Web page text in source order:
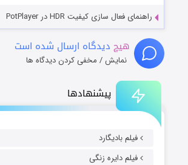
پیشنهادها
فیلم بادیگارد
فیلم دایره زنگی
راهنمای فعال سازی کیفیت HDR در PotPlayer
هیچ دیدگاه ارسال شده است
نمایش / مخفی کردن دیدگاه ها